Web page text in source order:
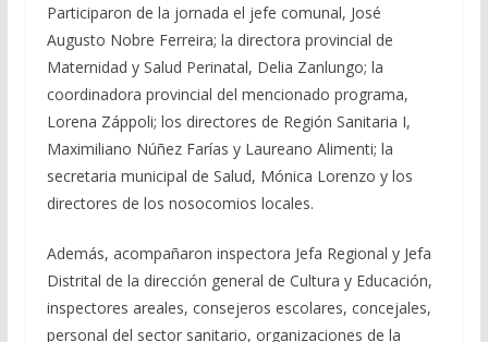
Participaron de la jornada el jefe comunal, José
Augusto Nobre Ferreira; la directora provincial de
Maternidad y Salud Perinatal, Delia Zanlungo; la
coordinadora provincial del mencionado programa,
Lorena Záppoli; los directores de Región Sanitaria I,
Maximiliano Núñez Farías y Laureano Alimenti; la
secretaria municipal de Salud, Mónica Lorenzo y los
directores de los nosocomios locales.
Además, acompañaron inspectora Jefa Regional y Jefa
Distrital de la dirección general de Cultura y Educación,
inspectores areales, consejeros escolares, concejales,
personal del sector sanitario, organizaciones de la